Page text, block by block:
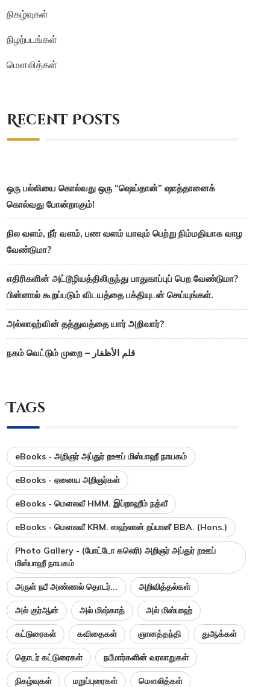
நிகழ்வுகள்
நிழற்படங்கள்
மௌலித்கள்
Recent Posts
ஒரு பல்லியை கொல்வது ஒரு “ஷெய்தான்” ஷாத்தானைக்
கொல்வது போன்றாகும்!
நில வளம், நீர் வளம், பண வளம் யாவும் பெற்று நிம்மதியாக வாழ
வேண்டுமா?
எதிரிகளின் அட்டூழியத்திலிருந்து பாதுகாப்புப் பெற வேண்டுமா?
பின்னால் கூறப்படும் விடயத்தை பக்தியுடன் செய்யுங்கள்.
அல்லாஹ்வின் தத்துவத்தை யார் அறிவார்?
நகம் வெட்டும் முறை – قلم الأظفار
Tags
eBooks - அறிஞர் அப்துர் றஊப் மிஸ்பாஹீ நாயகம்
eBooks - ஏனைய அறிஞர்கள்
eBooks - மௌலவீ HMM. இப்றாஹீம் நத்வீ
eBooks - மௌலவீ KRM. ஸஹ்லான் றப்பானீ BBA. (Hons.)
Photo Gallery - (போட்டோ கலெரி) அறிஞர் அப்துர் றஊப்
மிஸ்பாஹீ நாயகம்
அருள் நபீ அண்ணல் தொடர்... அறிவித்தல்கள்
அல் குர்ஆன் அல் மிஷ்காத் அல் மிஸ்பாஹ்
கட்டுரைகள் கவிதைகள் ஞானத்தந்தி துஆக்கள்
தொடர் கட்டுரைகள் நபீமார்களின் வரலாறுகள்
நிகழ்வுகள் மறுப்புரைகள் மௌலித்கள்